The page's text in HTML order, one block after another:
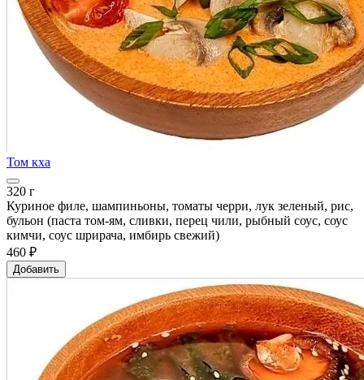
Том кха
320 г
Куриное филе, шампиньоны, томаты черри, лук зеленый, рис,
бульон (паста том-ям, сливки, перец чили, рыбный соус, соус
кимчи, соус шрирача, имбирь свежий)
460 ₽
Добавить